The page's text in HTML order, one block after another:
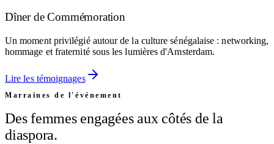
Dîner de Commémoration
Un moment privilégié autour de la culture sénégalaise : networking,
hommage et fraternité sous les lumières d'Amsterdam.
Lire les témoignages
Marraines de l'événement
Des femmes engagées aux côtés de la
diaspora.